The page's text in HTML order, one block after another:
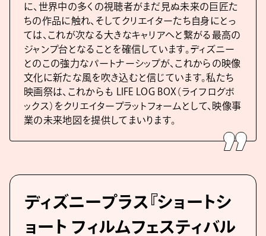
に、世界中の多くの視聴者がまだ見ぬ未来の巨匠た
ちの作品に触れ、そしてクリエイターたち自身にとっ
ては、これが次なる大きなキャリアへと繋がる最高の
ジャンプ台となることを確信しています。ディズニー
とのこの強力なパートナーシップが、これからの映像
文化に新たな風を吹き込むと信じています。私たち
映画祭は、これからも LIFE LOG BOX（ライフログボ
ックス）をクリエイタープラットフォームとして、映像事
業の未来地図を提供してまいります。
ディズニープラス『ショートシ
ョート フィルムフェスティバル